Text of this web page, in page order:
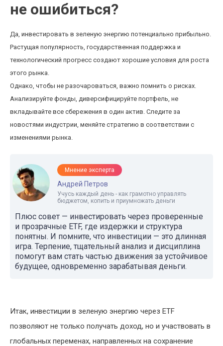
не ошибиться?
Да, инвестировать в зеленую энергию потенциально прибыльно.
Растущая популярность, государственная поддержка и
технологический прогресс создают хорошие условия для роста
этого рынка.
Однако, чтобы не разочароваться, важно помнить о рисках.
Анализируйте фонды, диверсифицируйте портфель, не
вкладывайте все сбережения в один актив. Следите за
новостями индустрии, меняйте стратегию в соответствии с
изменениями рынка.
Мнение эксперта
Андрей Петров
Учусь каждый день - как грамотно управлять
бюджетом, копить и приумножать деньги
Плюс совет — инвестировать через проверенные
и прозрачные ETF, где издержки и структура
понятны. И помните, что инвестиции — это длинная
игра. Терпение, тщательный анализ и дисциплина
помогут вам стать частью движения за устойчивое
будущее, одновременно зарабатывая деньги.
Итак, инвестиции в зеленую энергию через ETF
позволяют не только получать доход, но и участвовать в
глобальных переменах, направленных на сохранение